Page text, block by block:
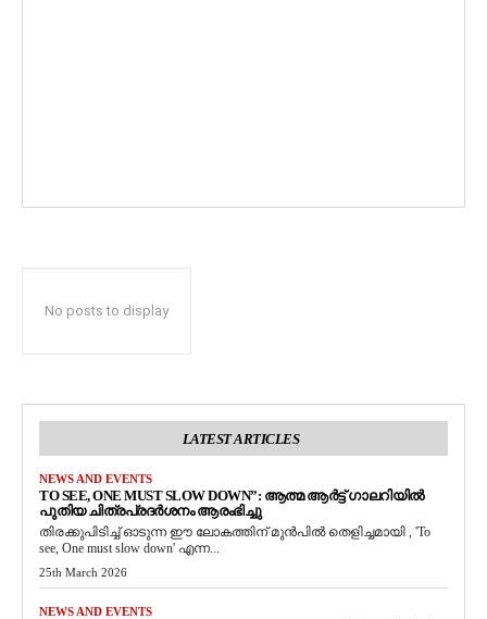
No posts to display
LATEST ARTICLES
NEWS AND EVENTS
TO SEE, ONE MUST SLOW DOWN”: ആത്മ ആർട്ട് ഗാലറിയിൽ
പുതിയ ചിത്രപ്രദർശനം ആരംഭിച്ചു
തിരക്കുപിടിച്ച് ഓടുന്ന ഈ ലോകത്തിന് മുൻപിൽ തെളിച്ചമായി , 'To
see, One must slow down' എന്ന...
25th March 2026
NEWS AND EVENTS